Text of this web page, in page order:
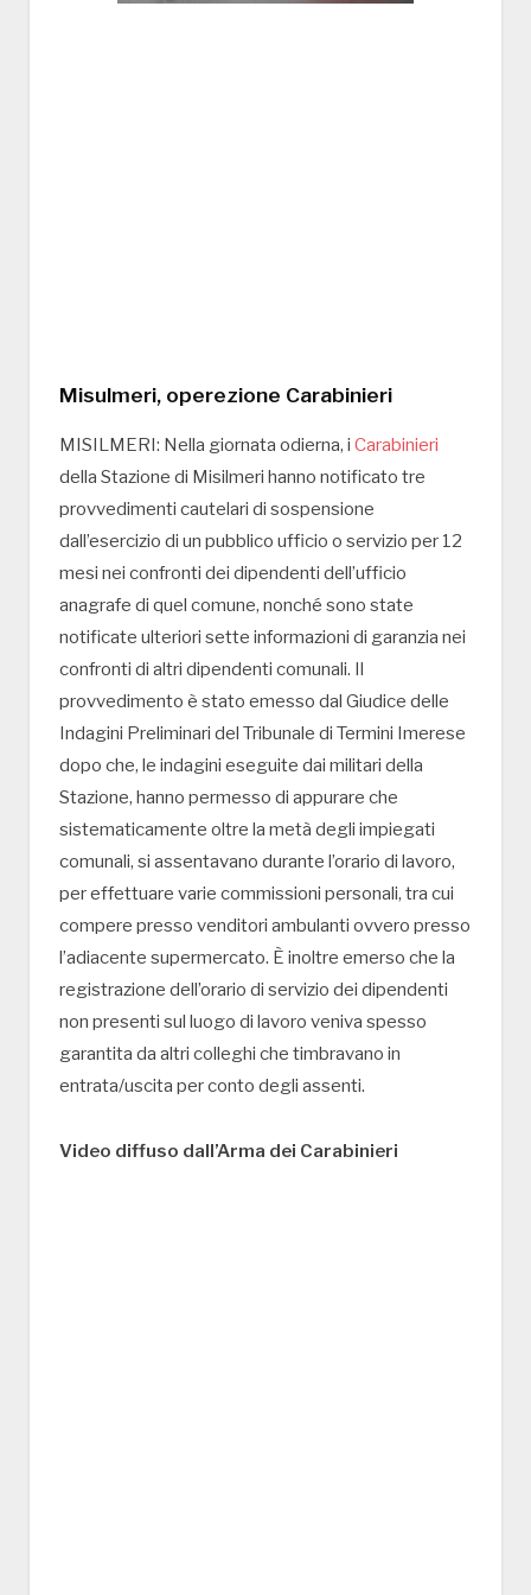
Misulmeri, operezione Carabinieri
MISILMERI: Nella giornata odierna, i Carabinieri
della Stazione di Misilmeri hanno notificato tre
provvedimenti cautelari di sospensione
dall’esercizio di un pubblico ufficio o servizio per 12
mesi nei confronti dei dipendenti dell’ufficio
anagrafe di quel comune, nonché sono state
notificate ulteriori sette informazioni di garanzia nei
confronti di altri dipendenti comunali. Il
provvedimento è stato emesso dal Giudice delle
Indagini Preliminari del Tribunale di Termini Imerese
dopo che, le indagini eseguite dai militari della
Stazione, hanno permesso di appurare che
sistematicamente oltre la metà degli impiegati
comunali, si assentavano durante l’orario di lavoro,
per effettuare varie commissioni personali, tra cui
compere presso venditori ambulanti ovvero presso
l’adiacente supermercato. È inoltre emerso che la
registrazione dell’orario di servizio dei dipendenti
non presenti sul luogo di lavoro veniva spesso
garantita da altri colleghi che timbravano in
entrata/uscita per conto degli assenti.
Video diffuso dall’Arma dei Carabinieri